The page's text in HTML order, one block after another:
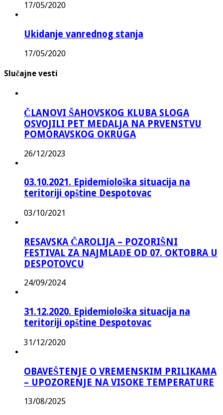
17/05/2020
Ukidanje vanrednog stanja
17/05/2020
Slučajne vesti
ČLANOVI ŠAHOVSKOG KLUBA SLOGA
OSVOJILI PET MEDALJA NA PRVENSTVU
POMORAVSKOG OKRUGA
26/12/2023
03.10.2021. Epidemiološka situacija na
teritoriji opštine Despotovac
03/10/2021
RESAVSKA ČAROLIJA – POZORIŠNI
FESTIVAL ZA NAJMLAĐE OD 07. OKTOBRA U
DESPOTOVCU
24/09/2024
31.12.2020. Epidemiološka situacija na
teritoriji opštine Despotovac
31/12/2020
OBAVEŠTENJE O VREMENSKIM PRILIKAMA
– UPOZORENJE NA VISOKE TEMPERATURE
13/08/2025